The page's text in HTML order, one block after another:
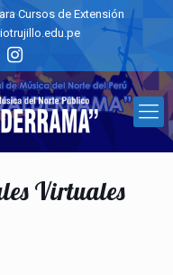
Cursos de Extensión
Virtuales